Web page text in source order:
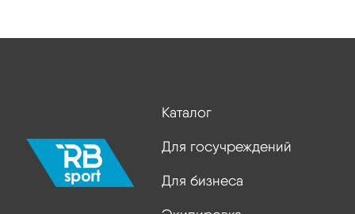
Каталог
Для госучреждений
Для бизнеса